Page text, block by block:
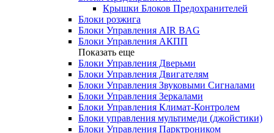
Крышки Блоков Предохранителей
Блоки розжига
Блоки Управления AIR BAG
Блоки Управления АКПП
Показать еще
Блоки Управления Дверьми
Блоки Управления Двигателям
Блоки Управления Звуковыми Сигналами
Блоки Управления Зеркалами
Блоки Управления Климат-Контролем
Блоки управления мультимеди (джойстики)
Блоки Управления Парктроником